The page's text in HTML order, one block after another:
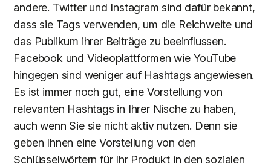
andere. Twitter und Instagram sind dafür bekannt,
dass sie Tags verwenden, um die Reichweite und
das Publikum ihrer Beiträge zu beeinflussen.
Facebook und Videoplattformen wie YouTube
hingegen sind weniger auf Hashtags angewiesen.
Es ist immer noch gut, eine Vorstellung von
relevanten Hashtags in Ihrer Nische zu haben,
auch wenn Sie sie nicht aktiv nutzen. Denn sie
geben Ihnen eine Vorstellung von den
Schlüsselwörtern für Ihr Produkt in den sozialen